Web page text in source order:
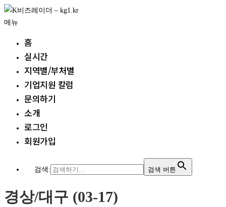
내
용
메뉴
홈
실시간
지역별/부처별
기업지원 칼럼
문의하기
소개
로그인
회원가입
검색: 검색 버튼
경상/대구 (03-17)